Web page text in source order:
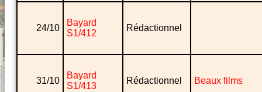
24/10
Bayard
S1/412
Rédactionnel
31/10
Bayard
S1/413
Rédactionnel Beaux films